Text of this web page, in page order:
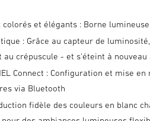
colorés et élégants : Borne
: Grâce au capteur de
au crépuscule - et s'éteint à
Connect : Configuration et mise
via Bluetooth
fidèle des couleurs en blanc